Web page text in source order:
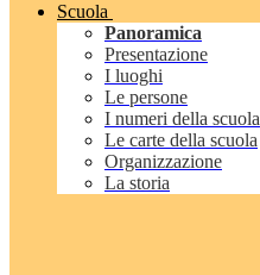
Scuola
Panoramica
Presentazione
I luoghi
Le persone
I numeri della scuola
Le carte della scuola
Organizzazione
La storia